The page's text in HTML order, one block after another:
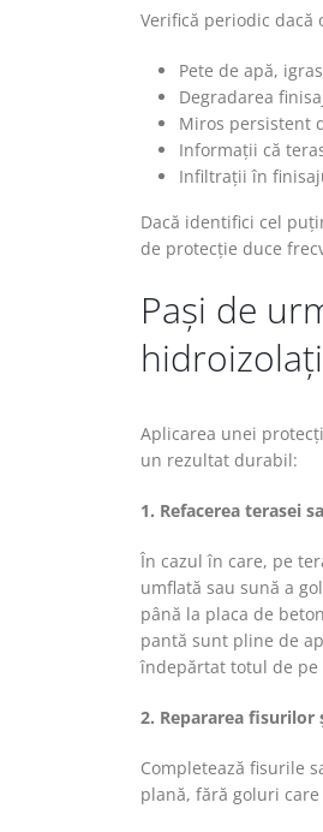
Verifică periodic dacă
Pete de apă,
Degradarea
Miros persistent
Informații că
Infiltrații în
Dacă identifici cel
de protecție duce
Pași de
Aplicarea unei
un rezultat durabil:
1. Refacerea terasei
În cazul în care, pe
umflată sau sună a
până la placa de
pantă sunt pline de
îndepărtat totul de
2. Repararea fisurilor
Completează fisurile
plană, fără goluri